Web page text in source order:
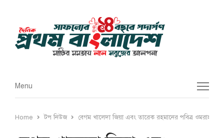
Menu
Menu
Home টপ নিউজ বেগম খালেদা জিয়া এবং তারেক রহমানের পবিত্র ওমরাহ